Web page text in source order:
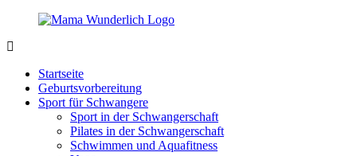
Zurück
Inhalt
sein
wunderbar!
Startseite
Geburtsvorbereitung
Sport für Schwangere
Sport in der Schwangerschaft
Pilates in der Schwangerschaft
Schwimmen und Aquafitness